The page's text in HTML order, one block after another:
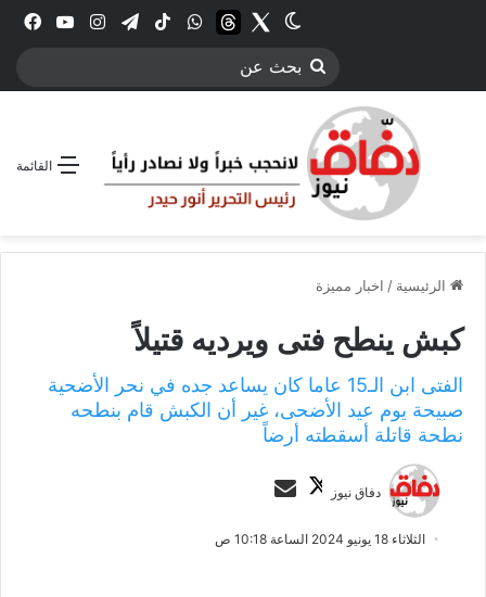
انستقرامتيلقرام‫TikTokواتسابthreadsTwitter
الوضع المظلم
بحث
القائمة
الرئيسية / اخبار مميزة
كبش ينطح فتى ويرديه قتيلاً
الفتى ابن الـ15 عاما كان يساعد جده في نحر الأضحية
صبيحة يوم عيد الأضحى، غير أن الكبش قام بنطحه
نطحة قاتلة أسقطته أرضاً
دفاق نيوز
ت
ب
س
الثلاثاء 18 يونيو 2024 الساعة 10:18 ص